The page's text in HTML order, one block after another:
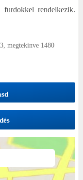
rendelkezik.
megtekinve 1480